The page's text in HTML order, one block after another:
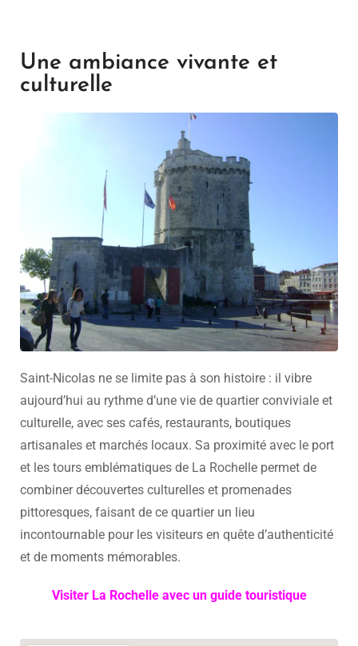
Une ambiance vivante et
culturelle
Saint-Nicolas ne se limite pas à son histoire : il vibre
aujourd’hui au rythme d’une vie de quartier conviviale et
culturelle, avec ses cafés, restaurants, boutiques
artisanales et marchés locaux. Sa proximité avec le port
et les tours emblématiques de La Rochelle permet de
combiner découvertes culturelles et promenades
pittoresques, faisant de ce quartier un lieu
incontournable pour les visiteurs en quête d’authenticité
et de moments mémorables.
Visiter La Rochelle avec un guide touristique